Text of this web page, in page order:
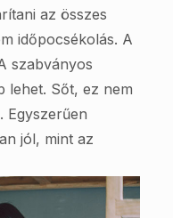
az összes
időpocsékolás. A
szabványos
lehet. Sőt, ez nem
Egyszerűen
jól, mint az